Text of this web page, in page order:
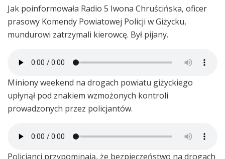
Jak poinformowała Radio 5 Iwona Chruścińska, oficer
prasowy Komendy Powiatowej Policji w Giżycku,
mundurowi zatrzymali kierowcę. Był pijany.
Miniony weekend na drogach powiatu giżyckiego
upłynął pod znakiem wzmożonych kontroli
prowadzonych przez policjantów.
Policjanci przypominają, że bezpieczeństwo na drogach